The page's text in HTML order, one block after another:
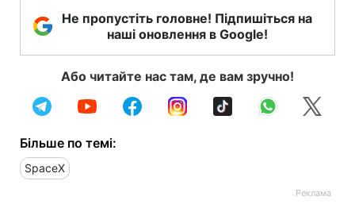
Не пропустіть головне! Підпишіться на
наші оновлення в Google!
Або читайте нас там, де вам зручно!
Більше по темі:
SpaceX